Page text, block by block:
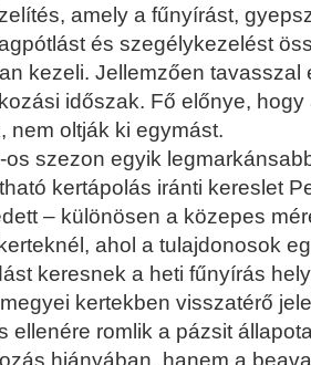
amely a fűnyírást,
és szegélykezelést
kezeli. Jellemzően tavasszal
időszak. Fő előnye,
nem oltják ki egymást.
os szezon egyik
kertápolás iránti kereslet
– különösen a közepes
ahol a tulajdonosok
keresnek a heti fűnyírás
kertekben visszatérő
ellenére romlik a pázsit
hiányában, hanem a